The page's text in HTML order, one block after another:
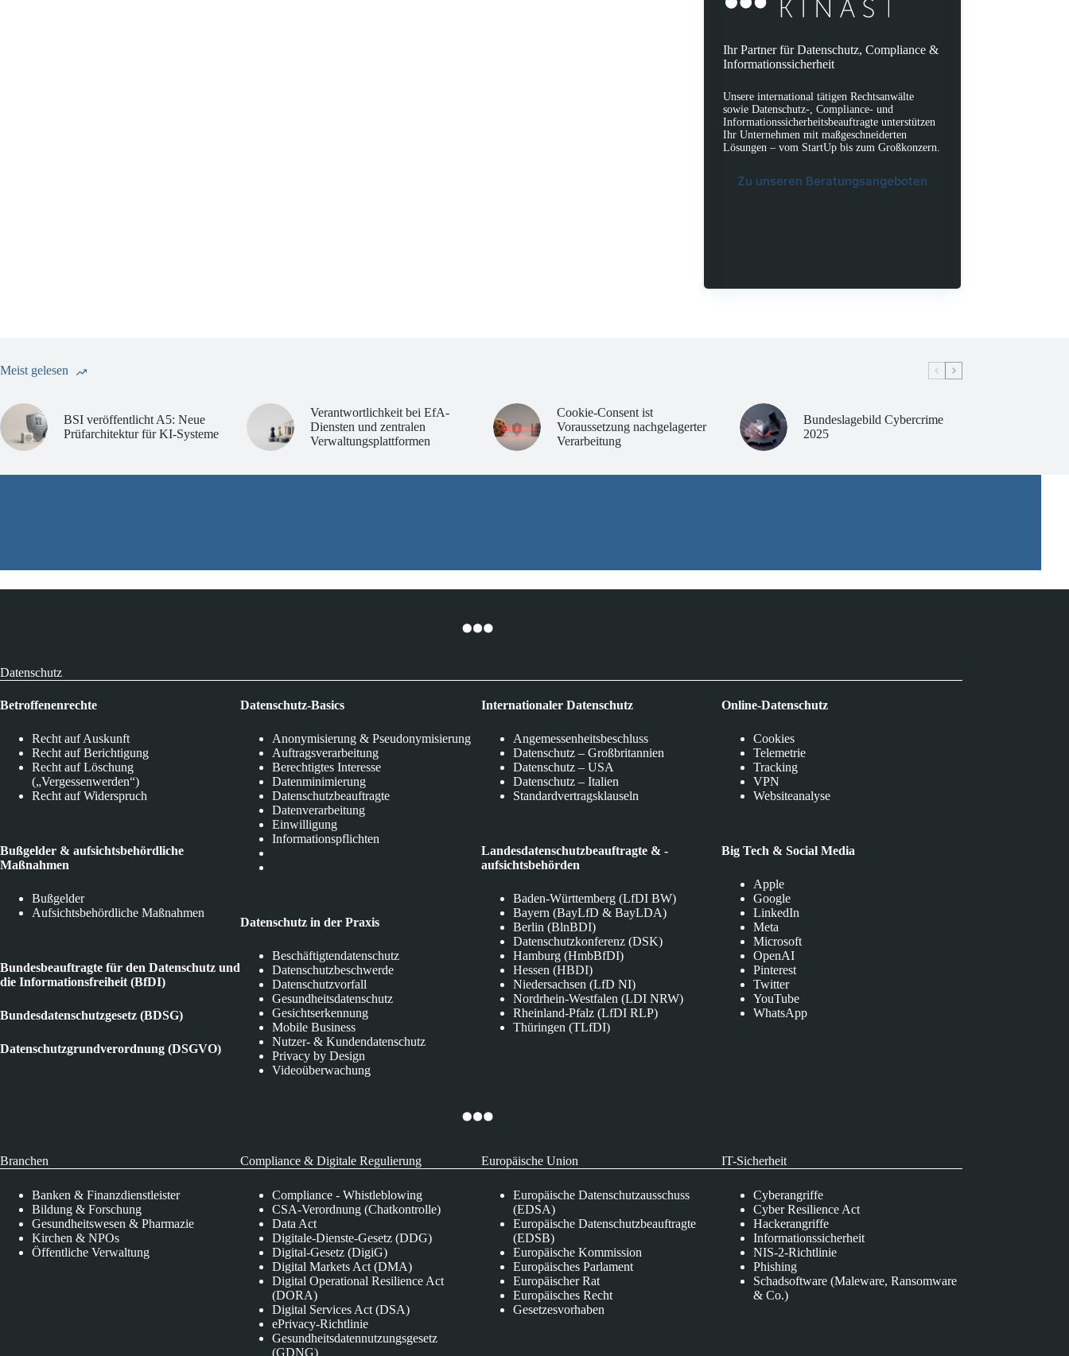
Ihr Partner für Datenschutz, Compliance &
Informationssicherheit
Unsere international tätigen Rechtsanwälte
sowie Datenschutz-, Compliance- und
Informationssicherheitsbeauftragte unterstützen
Ihr Unternehmen mit maßgeschneiderten
Lösungen – vom StartUp bis zum Großkonzern.
Zu unseren Beratungsangeboten
Meist gelesen
BSI veröffentlicht A5: Neue
Prüfarchitektur für KI-Systeme
Verantwortlichkeit bei EfA-
Diensten und zentralen
Verwaltungsplattformen
Cookie-Consent ist
Voraussetzung nachgelagerter
Verarbeitung
Bundeslagebild Cybercrime
2025
Datenschutz
Betroffenenrechte
Recht auf Auskunft
Recht auf Berichtigung
Recht auf Löschung
(„Vergessenwerden“)
Recht auf Widerspruch
Bußgelder & aufsichtsbehördliche
Maßnahmen
Bußgelder
Aufsichtsbehördliche Maßnahmen
Bundesbeauftragte für den Datenschutz und
die Informationsfreiheit (BfDI)
Bundesdatenschutzgesetz (BDSG)
Datenschutzgrundverordnung (DSGVO)
Datenschutz-Basics
Anonymisierung & Pseudonymisierung
Auftragsverarbeitung
Berechtigtes Interesse
Datenminimierung
Datenschutzbeauftragte
Datenverarbeitung
Einwilligung
Informationspflichten
Datenschutz in der Praxis
Beschäftigtendatenschutz
Datenschutzbeschwerde
Datenschutzvorfall
Gesundheitsdatenschutz
Gesichtserkennung
Mobile Business
Nutzer- & Kundendatenschutz
Privacy by Design
Videoüberwachung
Internationaler Datenschutz
Angemessenheitsbeschluss
Datenschutz – Großbritannien
Datenschutz – USA
Datenschutz – Italien
Standardvertragsklauseln
Landesdatenschutzbeauftragte & -
aufsichtsbehörden
Baden-Württemberg (LfDI BW)
Bayern (BayLfD & BayLDA)
Berlin (BlnBDI)
Datenschutzkonferenz (DSK)
Hamburg (HmbBfDI)
Hessen (HBDI)
Niedersachsen (LfD NI)
Nordrhein-Westfalen (LDI NRW)
Rheinland-Pfalz (LfDI RLP)
Thüringen (TLfDI)
Online-Datenschutz
Cookies
Telemetrie
Tracking
VPN
Websiteanalyse
Big Tech & Social Media
Apple
Google
LinkedIn
Meta
Microsoft
OpenAI
Pinterest
Twitter
YouTube
WhatsApp
Branchen
Banken & Finanzdienstleister
Bildung & Forschung
Gesundheitswesen & Pharmazie
Kirchen & NPOs
Öffentliche Verwaltung
Compliance & Digitale Regulierung
Compliance - Whistleblowing
CSA-Verordnung (Chatkontrolle)
Data Act
Digitale-Dienste-Gesetz (DDG)
Digital-Gesetz (DigiG)
Digital Markets Act (DMA)
Digital Operational Resilience Act
(DORA)
Digital Services Act (DSA)
ePrivacy-Richtlinie
Gesundheitsdatennutzungsgesetz
(GDNG)
Europäische Union
Europäische Datenschutzausschuss
(EDSA)
Europäische Datenschutzbeauftragte
(EDSB)
Europäische Kommission
Europäisches Parlament
Europäischer Rat
Europäisches Recht
Gesetzesvorhaben
IT-Sicherheit
Cyberangriffe
Cyber Resilience Act
Hackerangriffe
Informationssicherheit
NIS-2-Richtlinie
Phishing
Schadsoftware (Maleware, Ransomware
& Co.)